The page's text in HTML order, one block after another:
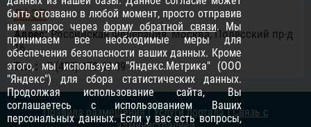
ЛАЭР
Адрес:Российcкая Федерация, Москва, Полесский пр-д
16
Тел.: +7 (495) 172-48-39
Правила размещения|Услуги портала|Связь с
быть отозвано в любой момент, просто отправив
нам запрос через форму обратной связи. Мы
принимаем все необходимые меры для
обеспечения безопасности ваших данных. Кроме
этого, мы используем "Яндекс.Метрика" (ООО
"Яндекс") для сбора статистических данных.
Продолжая использование сайта, Вы
соглашаетесь с использованием Ваших
персональных данных. Если у вас есть вопросы,